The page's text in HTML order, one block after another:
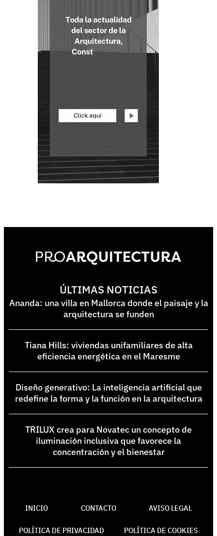
ÚLTIMAS NOTICIAS
Ananda: una villa en Mallorca donde el paisaje y la
arquitectura se funden
Tiana Hills: viviendas unifamiliares de alta
eficiencia energética en el Maresme
Diseño generativo: La inteligencia artificial que
redefine la forma y la función en la arquitectura
TRILUX crea para Novatec un concepto de
iluminación inclusiva que favorece la
concentración y el bienestar
INICIO CONTACTO AVISO LEGAL
POLÍTICA DE PRIVACIDAD POLÍTICA DE COOKIES